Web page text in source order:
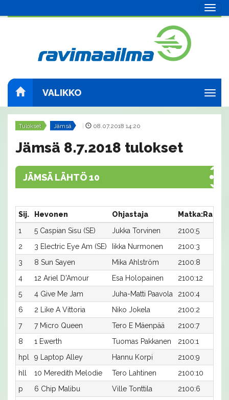
VALIKKO
Tulokset Jämsä 08.07.2018 14:20
Jämsä 8.7.2018 tulokset
JÄMSÄ LÄHTÖ 10
Sij. Hevonen Ohjastaja Matka:Rata
1
5 Caspian Sisu (SE) Jukka Torvinen 2100:5
2
3 Electric Eye Am (SE) Iikka Nurmonen 2100:3
3
8 Sun Sayen Mika Ahlström 2100:8
4
12 Ariel D'Amour Esa Holopainen 2100:12
5
4 Give Me Jam Juha-Matti Paavola 2100:4
6
2 Like A Vittoria Niko Jokela 2100:2
7
7 Micro Queen Tero E Mäenpää 2100:7
8
1 Ewerth Tuomas Pakkanen 2100:1
hpl
9 Laptop Alley Hannu Korpi 2100:9
hll
10 Meredith Melodie Tero Lahtinen 2100:10
p
6 Chip Malibu Ville Tonttila 2100:6